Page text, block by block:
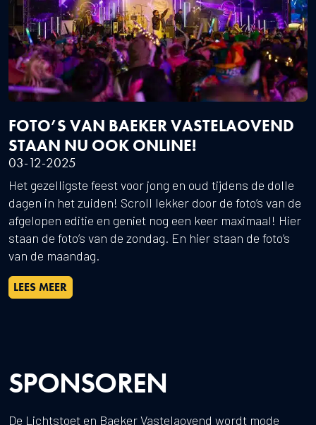
FOTO’S VAN BAEKER VASTELAOVEND
STAAN NU OOK ONLINE!
03-12-2025
Het gezelligste feest voor jong en oud tijdens de dolle
dagen in het zuiden! Scroll lekker door de foto’s van de
afgelopen editie en geniet nog een keer maximaal! Hier
staan de foto’s van de zondag. En hier staan de foto’s
van de maandag.
LEES MEER
SPONSOREN
De Lichtstoet en Baeker Vastelaovend wordt mode